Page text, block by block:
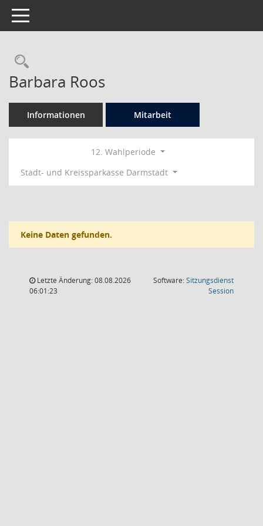
Toggle navigation
Rechercheauswahl
Barbara Roos
Informationen Mitarbeit
12. Wahlperiode
Stadt- und Kreissparkasse Darmstadt
Keine Daten gefunden.
Letzte Änderung: 08.08.2026
06:01:23
Software:Sitzungsdienst
Session(Wird in